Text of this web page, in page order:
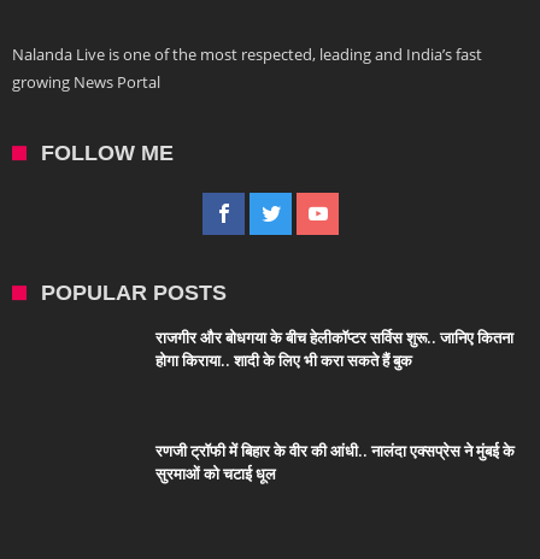
Nalanda Live is one of the most respected, leading and India’s fast
growing News Portal
FOLLOW ME
POPULAR POSTS
राजगीर और बोधगया के बीच हेलीकॉप्टर सर्विस शुरू.. जानिए कितना
होगा किराया.. शादी के लिए भी करा सकते हैं बुक
रणजी ट्रॉफी में बिहार के वीर की आंधी.. नालंदा एक्सप्रेस ने मुंबई के
सुरमाओं को चटाई धूल